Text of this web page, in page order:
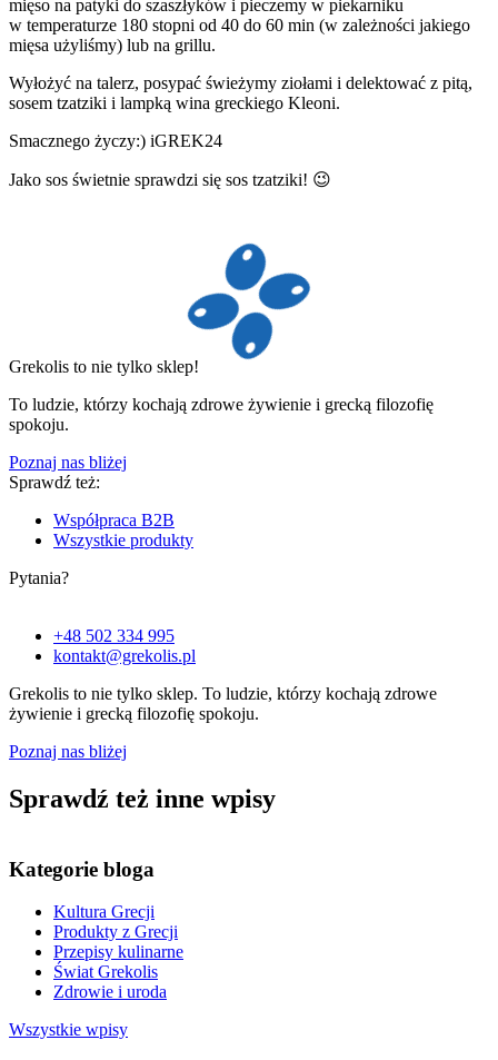
mięso na patyki do szaszłyków i pieczemy w piekarniku
w temperaturze 180 stopni od 40 do 60 min (w zależności jakiego
mięsa użyliśmy) lub na grillu.
Wyłożyć na talerz, posypać świeżymy ziołami i delektować z pitą,
sosem tzatziki i lampką wina greckiego Kleoni.
Smacznego życzy:) iGREK24
Jako sos świetnie sprawdzi się sos tzatziki! 😉
Grekolis to nie tylko sklep!
To ludzie, którzy kochają zdrowe żywienie i grecką filozofię
spokoju.
Poznaj nas bliżej
Sprawdź też:
Współpraca B2B
Wszystkie produkty
Pytania?
+48 502 334 995
kontakt@grekolis.pl
Grekolis to nie tylko sklep. To ludzie, którzy kochają zdrowe
żywienie i grecką filozofię spokoju.
Poznaj nas bliżej
Sprawdź też inne wpisy
Kategorie bloga
Kultura Grecji
Produkty z Grecji
Przepisy kulinarne
Świat Grekolis
Zdrowie i uroda
Wszystkie wpisy